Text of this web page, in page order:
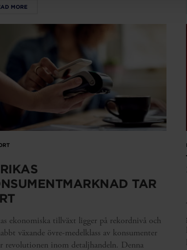
MORE
TAR
ekonomiska tillväxt ligger på rekordnivå och
växande övre-medelklass av konsumenter
revolutionen inom detaljhandeln. Denna